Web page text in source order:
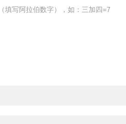
填写阿拉伯数字），如：三加四=7